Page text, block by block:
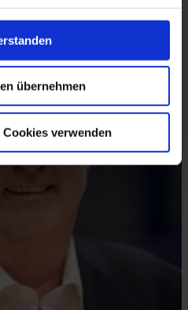
übernehmen
verwenden